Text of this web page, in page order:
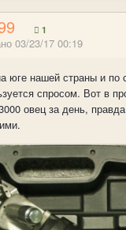
1
03/23/17 00:19
юге нашей страны и по
спросом. Вот в
овец за день,